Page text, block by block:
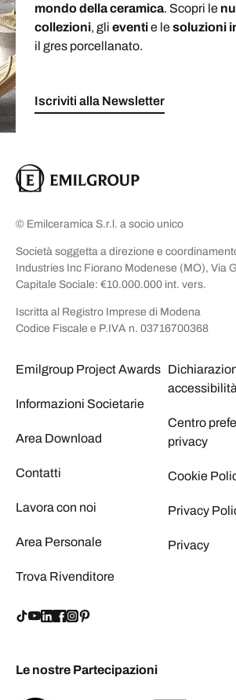
mondo della ceramica. Scopri le
collezioni, gli eventie lesoluzioni
il gres porcellanato.
Iscriviti alla Newsletter
© Emilceramica S.r.l. a socio unico
Società soggetta a direzione e
Industries Inc Fiorano Modenese (MO), Via
Capitale Sociale: €10.000.000 int. vers.
Iscritta al Registro Imprese di Modena
Codice Fiscale e P.IVA n. 03716700368
Emilgroup Project Awards
Informazioni Societarie
Area Download
Contatti
Lavora con noi
Area Personale
Trova Rivenditore
accessibilità
Centro
privacy
Cookie
Privacy
Privacy
Le nostre Partecipazioni